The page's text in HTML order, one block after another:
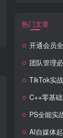
2025出海新机遇(社媒+独立站),海外新机遇,实现独立站的高效运营与出海
热门文章
开通会员全
团队管理必
TikTok实战系统课，案
C++零基础实战课，夯实
PS全能实战课：抠
AI自媒体起号全能